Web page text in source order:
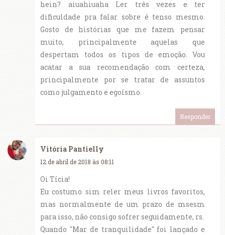
hein? aiuahiuaha Ler três vezes e ter
dificuldade pra falar sobre é tenso mesmo.
Gosto de histórias que me fazem pensar
muito, principalmente aquelas que
despertam todos os tipos de emoção. Vou
acatar a sua recomendação com certeza,
principalmente por se tratar de assuntos
como julgamento e egoísmo.
Responder
Vitória Pantielly
12 de abril de 2018 às 08:11
Oi Tícia!
Eu costumo sim reler meus livros favoritos,
mas normalmente de um prazo de msesm
para isso, não consigo sofrer seguidamente, rs.
Quando "Mar de tranquilidade" foi lançado e